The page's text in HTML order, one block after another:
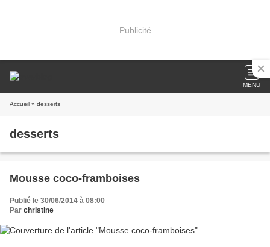
Publicité
MENU
Accueil » desserts
desserts
Mousse coco-framboises
Publié le 30/06/2014 à 08:00
Par christine